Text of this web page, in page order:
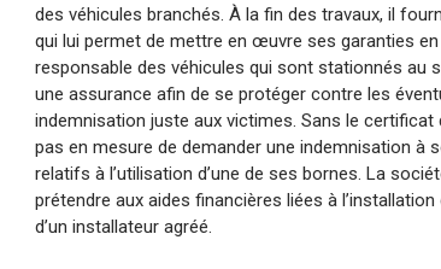
des véhicules branchés. À la fin des travaux, il
qui lui permet de mettre en œuvre ses garanties
responsable des véhicules qui sont stationnés au
une assurance afin de se protéger contre les
indemnisation juste aux victimes. Sans le certificat
pas en mesure de demander une indemnisation à
relatifs à l’utilisation d’une de ses bornes. La
prétendre aux aides financières liées à
d’un installateur agréé.